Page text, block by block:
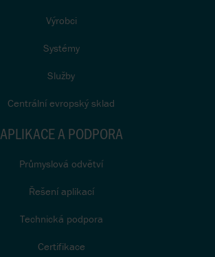
Výrobci
Systémy
Služby
Centrální evropský sklad
APLIKACE A PODPORA
Průmyslová odvětví
Řešení aplikací
Technická podpora
Certifikace